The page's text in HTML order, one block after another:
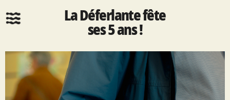
La Déferlante fête
ses 5 ans !